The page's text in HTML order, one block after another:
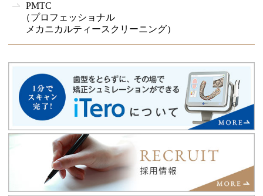
PMTC
（プロフェッショナル
メカニカルティースクリーニング）